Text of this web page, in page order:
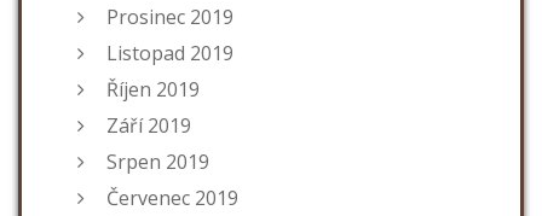
Prosinec 2019
Listopad 2019
Říjen 2019
Září 2019
Srpen 2019
Červenec 2019